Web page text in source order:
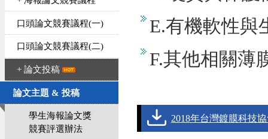
口頭論文競賽議程(一)
口頭論文競賽議程(二)
+ 論文投稿
論文主題 & 投稿
學生海報論文獎
競賽評選辦法
E.有機軟性與
F.其他相關薄
2018年台灣鍍膜科技